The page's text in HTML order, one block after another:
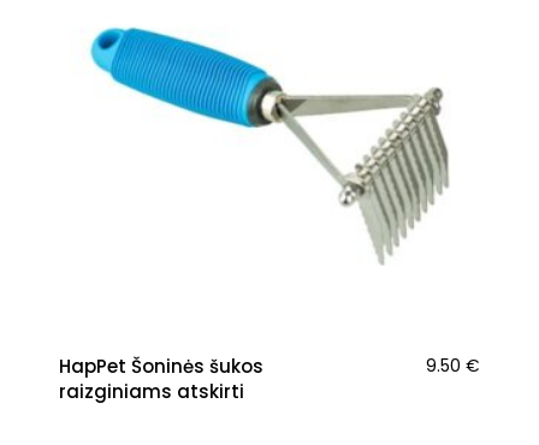
HapPet Šoninės šukos
raizginiams atskirti
9.50 €